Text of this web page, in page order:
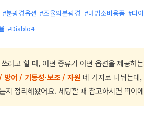
#분광경옵션 #조율의분광경 #마법소비용품 #디
#Diablo4
려고 할 때, 어떤 종류가 어떤 옵션을 제공하
방어 / 기동성·보조 / 자원 네 가지로 나뉘는데,
지 정리해봤어요. 세팅할 때 참고하시면 딱이